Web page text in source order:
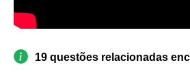
19 questões relacionadas